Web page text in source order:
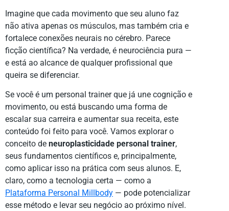
Imagine que cada movimento que seu aluno faz
não ativa apenas os músculos, mas também cria e
fortalece conexões neurais no cérebro. Parece
ficção científica? Na verdade, é neurociência pura —
e está ao alcance de qualquer profissional que
queira se diferenciar.
Se você é um personal trainer que já une cognição e
movimento, ou está buscando uma forma de
escalar sua carreira e aumentar sua receita, este
conteúdo foi feito para você. Vamos explorar o
conceito de neuroplasticidade personal trainer,
seus fundamentos científicos e, principalmente,
como aplicar isso na prática com seus alunos. E,
claro, como a tecnologia certa — como a
Plataforma Personal Millbody — pode potencializar
esse método e levar seu negócio ao próximo nível.